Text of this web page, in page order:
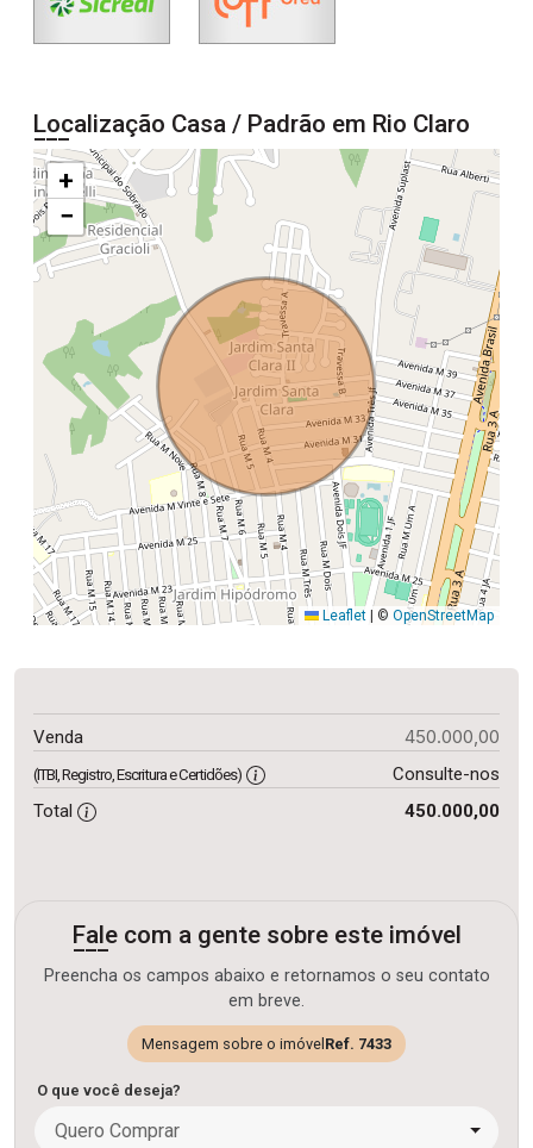
Localização Casa / Padrão em Rio Claro
+
−
Leaflet © OpenStreetMap
Venda 450.000,00
(ITBI, Registro, Escritura e Certidões)
Consulte-nos
Total
450.000,00
Fale com a gente sobre este imóvel
Preencha os campos abaixo e retornamos o seu contato
em breve.
Mensagem sobre o imóvel Ref. 7433
O que você deseja?
Quero Comprar